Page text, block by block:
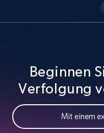
URL, Domain,
Home Depot US -
specified URL
Beginnen
Verfolgung
Mit einem